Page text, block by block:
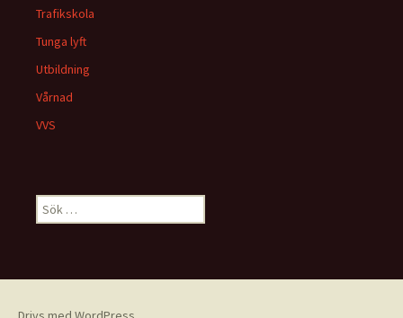
Trafikskola
Tunga lyft
Utbildning
Vårnad
VVS
Sök
efter: